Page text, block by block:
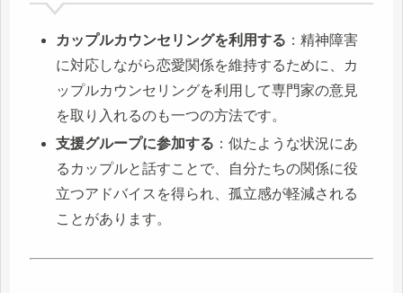
カップルカウンセリングを利用する ：精神障害
に対応しながら恋愛関係を維持するために、カ
ップルカウンセリングを利用して専門家の意見
を取り入れるのも一つの方法です。
支援グループに参加する ：似たような状況にあ
るカップルと話すことで、自分たちの関係に役
立つアドバイスを得られ、孤立感が軽減される
ことがあります。